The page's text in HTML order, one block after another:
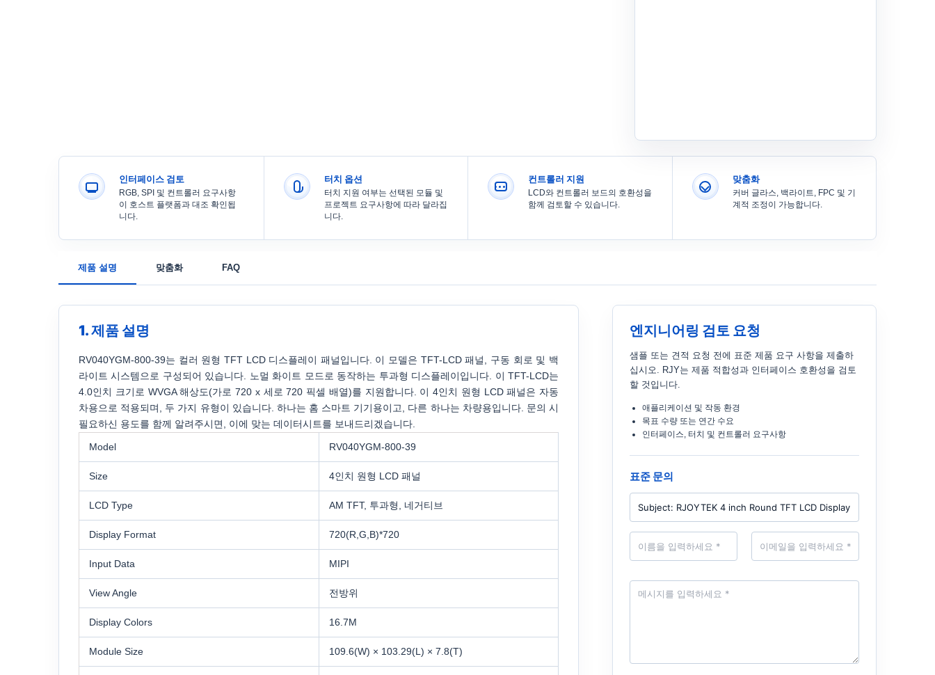
인터페이스 검토
RGB, SPI 및 컨트롤러 요구사항
이 호스트 플랫폼과 대조 확인됩
니다.
터치 옵션
터치 지원 여부는 선택된 모듈 및
프로젝트 요구사항에 따라 달라집
니다.
컨트롤러 지원
LCD와 컨트롤러 보드의 호환성을
함께 검토할 수 있습니다.
맞춤화
커버 글라스, 백라이트, FPC 및 기
계적 조정이 가능합니다.
제품 설명 맞춤화 FAQ
1. 제품 설명
RV040YGM-800-39는 컬러 원형 TFT LCD 디스플레이 패널입니다. 이 모델은 TFT-LCD 패널, 구동 회로 및 백
라이트 시스템으로 구성되어 있습니다. 노멀 화이트 모드로 동작하는 투과형 디스플레이입니다. 이 TFT-LCD는
4.0인치 크기로 WVGA 해상도(가로 720 x 세로 720 픽셀 배열)를 지원합니다. 이 4인치 원형 LCD 패널은 자동
차용으로 적용되며, 두 가지 유형이 있습니다. 하나는 홈 스마트 기기용이고, 다른 하나는 차량용입니다. 문의 시
필요하신 용도를 함께 알려주시면, 이에 맞는 데이터시트를 보내드리겠습니다.
Model RV040YGM-800-39
Size 4인치 원형 LCD 패널
LCD Type AM TFT, 투과형, 네거티브
Display Format 720(R,G,B)*720
Input Data MIPI
View Angle 전방위
Display Colors 16.7M
Module Size 109.6(W) × 103.29(L) × 7.8(T)
엔지니어링 검토 요청
샘플 또는 견적 요청 전에 표준 제품 요구 사항을 제출하
십시오. RJY는 제품 적합성과 인터페이스 호환성을 검토
할 것입니다.
애플리케이션 및 작동 환경
목표 수량 또는 연간 수요
인터페이스, 터치 및 컨트롤러 요구사항
표준 문의
P
o
d
N
m
*
E
a
l
M
*